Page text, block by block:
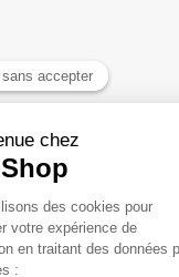
densité